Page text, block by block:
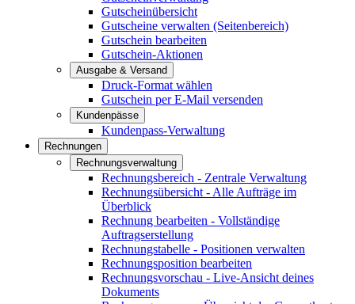
Gutscheinübersicht
Gutscheine verwalten (Seitenbereich)
Gutschein bearbeiten
Gutschein-Aktionen
Ausgabe & Versand
Druck-Format wählen
Gutschein per E-Mail versenden
Kundenpässe
Kundenpass-Verwaltung
Rechnungen
Rechnungsverwaltung
Rechnungsbereich - Zentrale Verwaltung
Rechnungsübersicht - Alle Aufträge im
Überblick
Rechnung bearbeiten - Vollständige
Auftragserstellung
Rechnungstabelle - Positionen verwalten
Rechnungsposition bearbeiten
Rechnungsvorschau - Live-Ansicht deines
Dokuments